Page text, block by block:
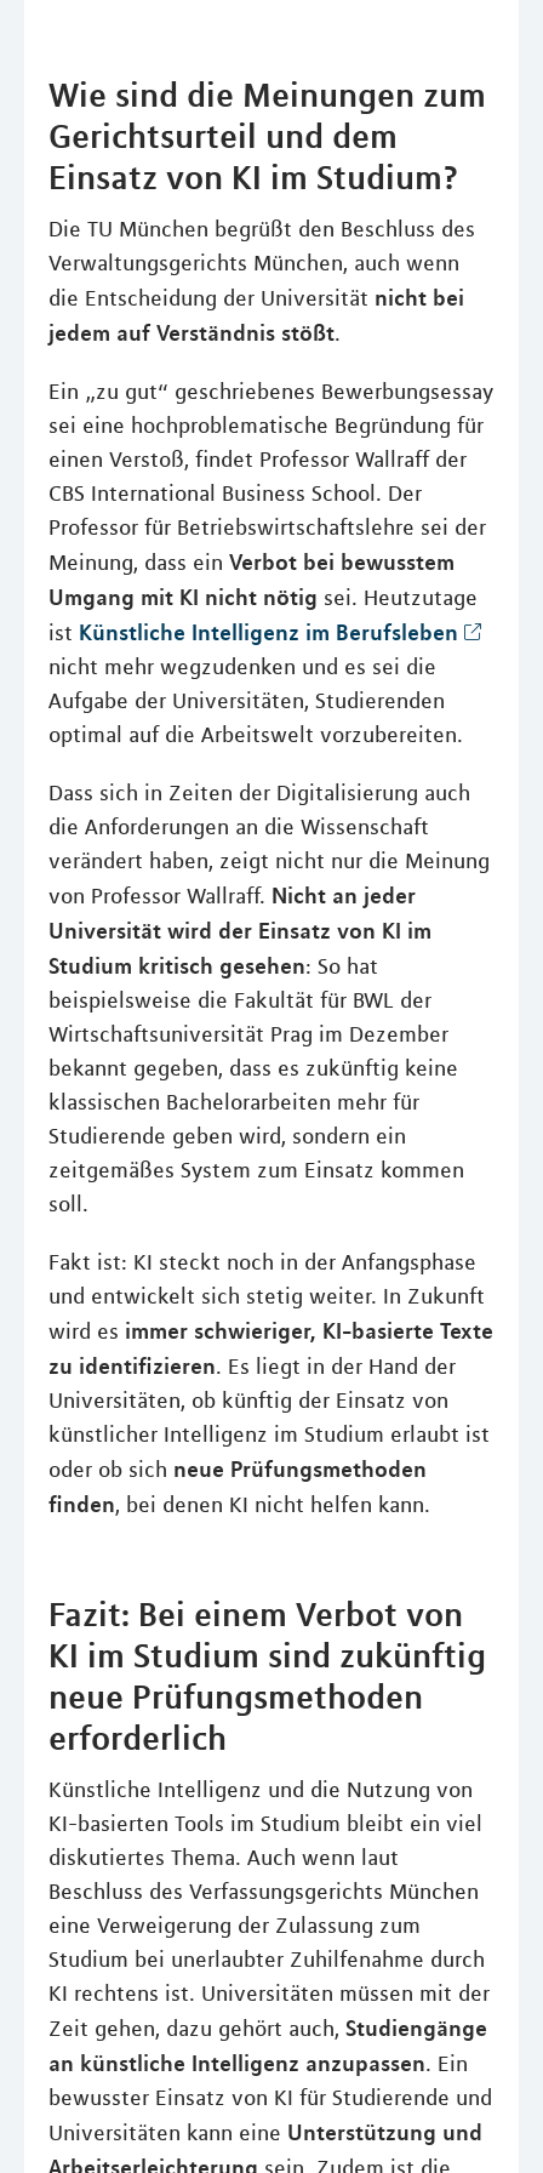
Wie sind die Meinungen zum
Gerichtsurteil und dem
Einsatz von KI im Studium?
Die TU München begrüßt den Beschluss des
Verwaltungsgerichts München, auch wenn
die Entscheidung der Universität nicht bei
jedem auf Verständnis stößt.
Ein „zu gut“ geschriebenes Bewerbungsessay
sei eine hochproblematische Begründung für
einen Verstoß, findet Professor Wallraff der
CBS International Business School. Der
Professor für Betriebswirtschaftslehre sei der
Meinung, dass ein Verbot bei bewusstem
Umgang mit KI nicht nötig sei. Heutzutage
ist Künstliche Intelligenz im Berufsleben
nicht mehr wegzudenken und es sei die
Aufgabe der Universitäten, Studierenden
optimal auf die Arbeitswelt vorzubereiten.
Dass sich in Zeiten der Digitalisierung auch
die Anforderungen an die Wissenschaft
verändert haben, zeigt nicht nur die Meinung
von Professor Wallraff. Nicht an jeder
Universität wird der Einsatz von KI im
Studium kritisch gesehen: So hat
beispielsweise die Fakultät für BWL der
Wirtschaftsuniversität Prag im Dezember
bekannt gegeben, dass es zukünftig keine
klassischen Bachelorarbeiten mehr für
Studierende geben wird, sondern ein
zeitgemäßes System zum Einsatz kommen
soll.
Fakt ist: KI steckt noch in der Anfangsphase
und entwickelt sich stetig weiter. In Zukunft
wird es immer schwieriger, KI-basierte Texte
zu identifizieren. Es liegt in der Hand der
Universitäten, ob künftig der Einsatz von
künstlicher Intelligenz im Studium erlaubt ist
oder ob sich neue Prüfungsmethoden
finden, bei denen KI nicht helfen kann.
Fazit: Bei einem Verbot von
KI im Studium sind zukünftig
neue Prüfungsmethoden
erforderlich
Künstliche Intelligenz und die Nutzung von
KI-basierten Tools im Studium bleibt ein viel
diskutiertes Thema. Auch wenn laut
Beschluss des Verfassungsgerichts München
eine Verweigerung der Zulassung zum
Studium bei unerlaubter Zuhilfenahme durch
KI rechtens ist. Universitäten müssen mit der
Zeit gehen, dazu gehört auch, Studiengänge
an künstliche Intelligenz anzupassen. Ein
bewusster Einsatz von KI für Studierende und
Universitäten kann eine Unterstützung und
Arbeitserleichterung